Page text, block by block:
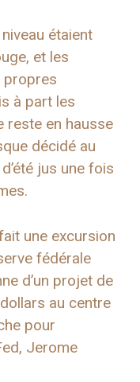
étaient
et les
propres
à part les
reste en hausse
décidé au
jus une fois
une excursion
fédérale
d’un projet de
au centre
pour
Jerome